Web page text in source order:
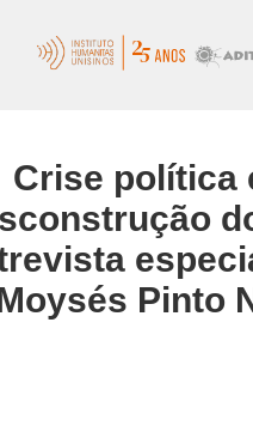
Crise política
Pinto